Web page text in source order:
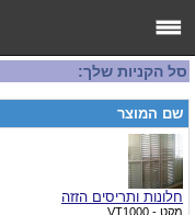
סל הקניות שלך:
שם המוצר
חלונות ותריסים הזזה
מקט - VT1000